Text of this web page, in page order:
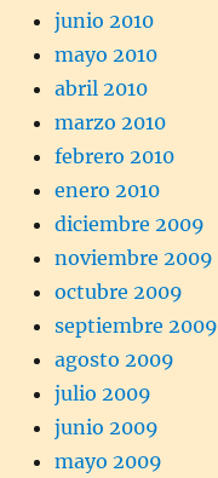
junio 2010
mayo 2010
abril 2010
marzo 2010
febrero 2010
enero 2010
diciembre 2009
noviembre 2009
octubre 2009
septiembre 2009
agosto 2009
julio 2009
junio 2009
mayo 2009